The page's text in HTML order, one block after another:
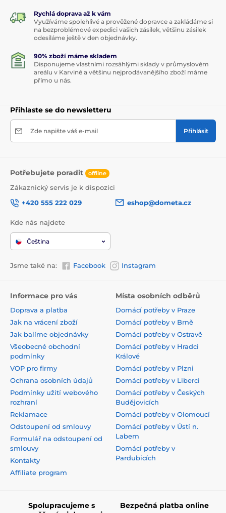
Rychlá doprava až k vám
Využíváme spolehlivé a prověžené dopravce a zakládáme si
na bezproblémové expedici vašich zásilek, většinu zásilek
odesíláme ještě v den objednávky.
90% zboží máme skladem
Disponujeme vlastními rozsáhlými sklady v průmyslovém
areálu v Karviné a většinu nejprodávanějšího zboží máme
přímo u nás.
Přihlaste se do newsletteru
Zde napište váš e-mail Přihlásit
Potřebujete poradit offline
Zákaznický servis je k dispozici
+420 555 222 029
eshop@dometa.cz
Kde nás najdete
Čeština
Jsme také na: Facebook Instagram
Informace pro vás
Doprava a platba
Jak na vrácení zboží
Jak balíme objednávky
Všeobecné obchodní
podmínky
VOP pro firmy
Ochrana osobních údajů
Podmínky užití webového
rozhraní
Reklamace
Odstoupení od smlouvy
Formulář na odstoupení od
smlouvy
Kontakty
Affiliate program
Místa osobních odběrů
Domácí potřeby v Praze
Domácí potřeby v Brně
Domácí potřeby v Ostravě
Domácí potřeby v Hradci
Králové
Domácí potřeby v Plzni
Domácí potřeby v Liberci
Domácí potřeby v Českých
Budějovicích
Domácí potřeby v Olomoucí
Domácí potřeby v Ústí n.
Labem
Domácí potřeby v
Pardubicích
Spolupracujeme s
Bezpečná platba online